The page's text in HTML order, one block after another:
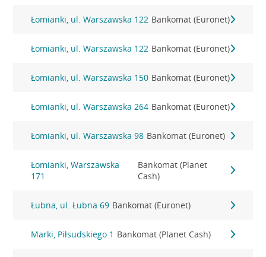
Łomianki, ul. Warszawska 122 Bankomat (Euronet)
Łomianki, ul. Warszawska 122 Bankomat (Euronet)
Łomianki, ul. Warszawska 150 Bankomat (Euronet)
Łomianki, ul. Warszawska 264 Bankomat (Euronet)
Łomianki, ul. Warszawska 98 Bankomat (Euronet)
Łomianki, Warszawska
171
Bankomat (Planet
Cash)
Łubna, ul. Łubna 69 Bankomat (Euronet)
Marki, Piłsudskiego 1 Bankomat (Planet Cash)